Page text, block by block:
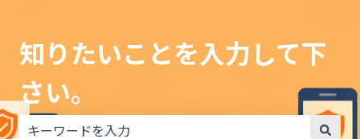
知りたいことを入力して下
さい。